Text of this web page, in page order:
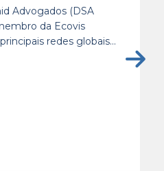
Advogados (DSA
da Ecovis
redes globais...